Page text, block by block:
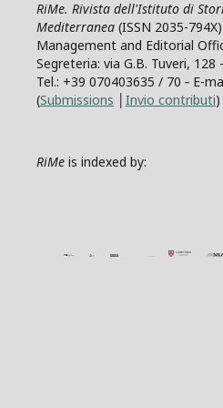
RiMe. Rivista dell'Istituto di
Mediterranea (ISSN 2035-
Management and Editorial
Segreteria: via G.B. Tuveri,
Tel.: +39 070403635 / 70 ‐ E-
(Submissions Invio contributi)
RiMe is indexed by: